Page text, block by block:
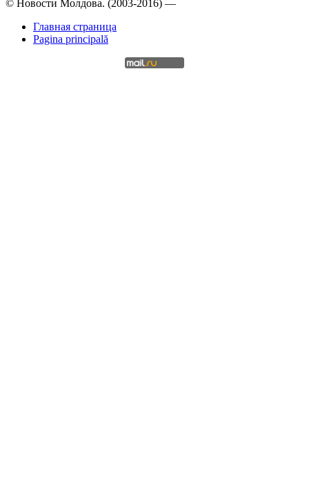
© Новости Молдова. (2003-2016) —
Главная страница
Pagina principală